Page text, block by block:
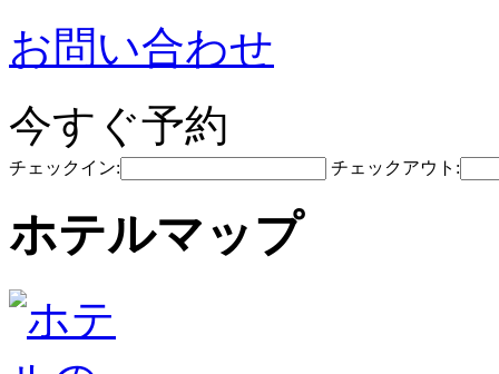
お問い合わせ
今すぐ予約
チェックイン: チェックアウト:
ホテルマップ